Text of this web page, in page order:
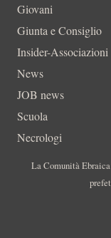
Giovani
Giunta e Consiglio
Insider-Associazioni
News
JOB news
Scuola
Necrologi
La Comunità